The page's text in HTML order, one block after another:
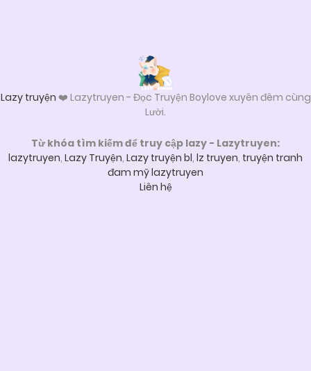
Lazy truyện ❤️ Lazytruyen - Đọc Truyện Boylove xuyên đêm cùng
Lười.
Từ khóa tìm kiếm để truy cập lazy - Lazytruyen:
lazytruyen, Lazy Truyện, Lazy truyện bl, lz truyen, truyện tranh
đam mỹ lazytruyen
Liên hệ